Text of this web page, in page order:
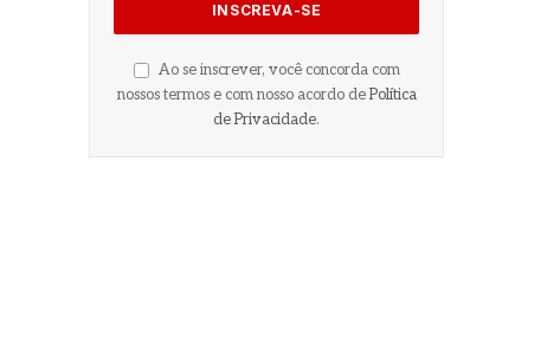
Ao se inscrever, você concorda com
nossos termos e com nosso acordo de Política
de Privacidade.